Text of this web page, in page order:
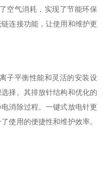
空气消耗，实现了节能环保
连接功能，让使用和维护更
子平衡性能和灵活的安装设
择。其排放针结构和优化的
消除过程。一键式放电针更
使用的便捷性和维护效率。